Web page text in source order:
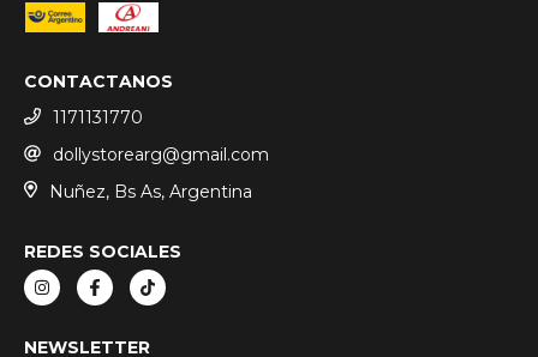
CONTACTANOS
1171131770
dollystorearg@gmail.com
Nuñez, Bs As, Argentina
REDES SOCIALES
NEWSLETTER